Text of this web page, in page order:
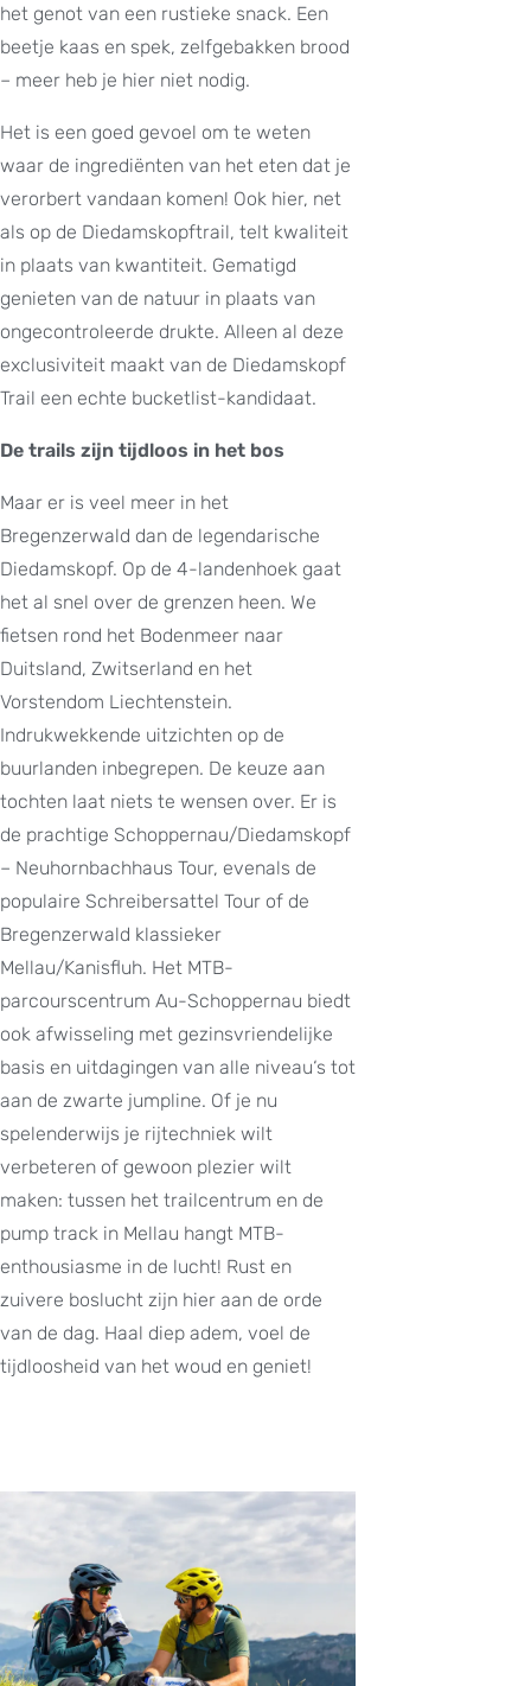
het genot van een rustieke snack. Een
beetje kaas en spek, zelfgebakken brood
– meer heb je hier niet nodig.
Het is een goed gevoel om te weten
waar de ingrediënten van het eten dat je
verorbert vandaan komen! Ook hier, net
als op de Diedamskopftrail, telt kwaliteit
in plaats van kwantiteit. Gematigd
genieten van de natuur in plaats van
ongecontroleerde drukte. Alleen al deze
exclusiviteit maakt van de Diedamskopf
Trail een echte bucketlist-kandidaat.
De trails zijn tijdloos in het bos
Maar er is veel meer in het
Bregenzerwald dan de legendarische
Diedamskopf. Op de 4-landenhoek gaat
het al snel over de grenzen heen. We
fietsen rond het Bodenmeer naar
Duitsland, Zwitserland en het
Vorstendom Liechtenstein.
Indrukwekkende uitzichten op de
buurlanden inbegrepen. De keuze aan
tochten laat niets te wensen over. Er is
de prachtige Schoppernau/Diedamskopf
– Neuhornbachhaus Tour, evenals de
populaire Schreibersattel Tour of de
Bregenzerwald klassieker
Mellau/Kanisfluh. Het MTB-
parcourscentrum Au-Schoppernau biedt
ook afwisseling met gezinsvriendelijke
basis en uitdagingen van alle niveau‘s tot
aan de zwarte jumpline. Of je nu
spelenderwijs je rijtechniek wilt
verbeteren of gewoon plezier wilt
maken: tussen het trailcentrum en de
pump track in Mellau hangt MTB-
enthousiasme in de lucht! Rust en
zuivere boslucht zijn hier aan de orde
van de dag. Haal diep adem, voel de
tijdloosheid van het woud en geniet!